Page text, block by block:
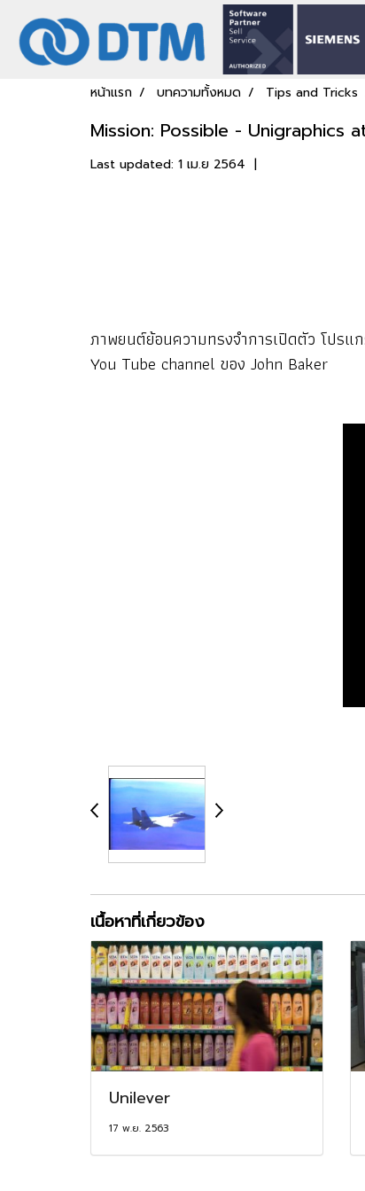
หน้าแรก บทความทั้งหมด Tips and Tricks
Mission: Possible - Unigraphics
Last updated: 1 เม.ย 2564 |
ภาพยนต์ย้อนความทรงจำการเปิดตัว โปรแ
You Tube channel ของ John Baker
เนื้อหาที่เกี่ยวข้อง
Unilever
17 พ.ย. 2563